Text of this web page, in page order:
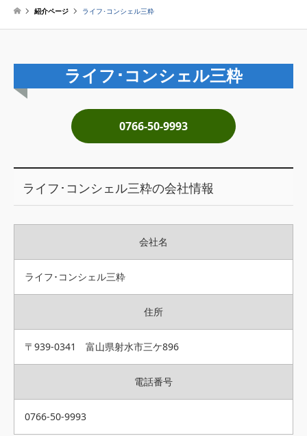
不動産投資
マンション売却
土地売却
税金について
運営会社
掲載受付窓口はこちら
紹介ページ ライフ･コンシェル三粋
ライフ･コンシェル三粋
0766-50-9993
ライフ･コンシェル三粋の会社情報
会社名
ライフ･コンシェル三粋
住所
〒939-0341 富山県射水市三ケ896
電話番号
0766-50-9993